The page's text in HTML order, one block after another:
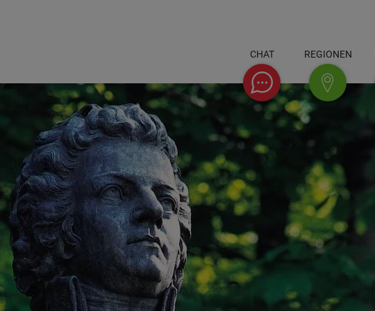
CHAT REGIONEN
Regionen